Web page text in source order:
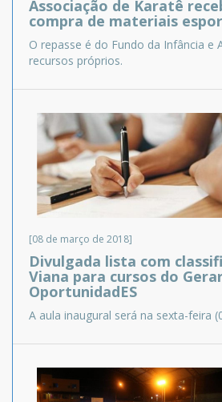
Associação de Karatê
compra de materiais
O repasse é do Fundo da Infância e
recursos próprios.
[08 de março de 2018]
Divulgada lista com
Viana para cursos do
OportunidadES
A aula inaugural será na sexta-feira